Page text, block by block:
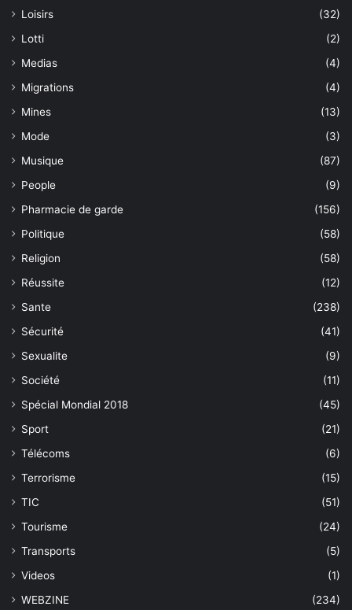
Loisirs
(32)
Lotti
(2)
Medias
(4)
Migrations
(4)
Mines
(13)
Mode
(3)
Musique
(87)
People
(9)
Pharmacie de garde
(156)
Politique
(58)
Religion
(58)
Réussite
(12)
Sante
(238)
Sécurité
(41)
Sexualite
(9)
Société
(11)
Spécial Mondial 2018
(45)
Sport
(21)
Télécoms
(6)
Terrorisme
(15)
TIC
(51)
Tourisme
(24)
Transports
(5)
Videos
(1)
WEBZINE
(234)